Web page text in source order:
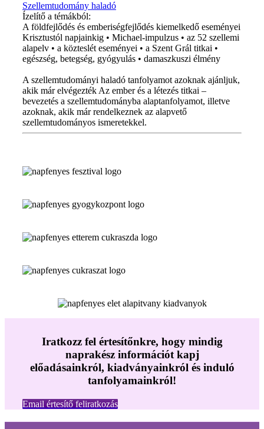
Szellemtudomány haladó
Ízelítő a témákból:
A földfejlődés és emberiségfejlődés kiemelkedő eseményei
Krisztustól napjainkig • Michael-impulzus • az 52 szellemi
alapelv • a közteslét eseményei • a Szent Grál titkai •
egészség, betegség, gyógyulás • damaszkuszi élmény
A szellemtudományi haladó tanfolyamot azoknak ajánljuk,
akik már elvégezték Az ember és a létezés titkai –
bevezetés a szellemtudományba alaptanfolyamot, illetve
azoknak, akik már rendelkeznek az alapvető
szellemtudományos ismeretekkel.
Iratkozz fel értesítőnkre, hogy mindig
naprakész információt kapj
előadásainkról, kiadványainkról és induló
tanfolyamainkról!
Email értesítő feliratkozás